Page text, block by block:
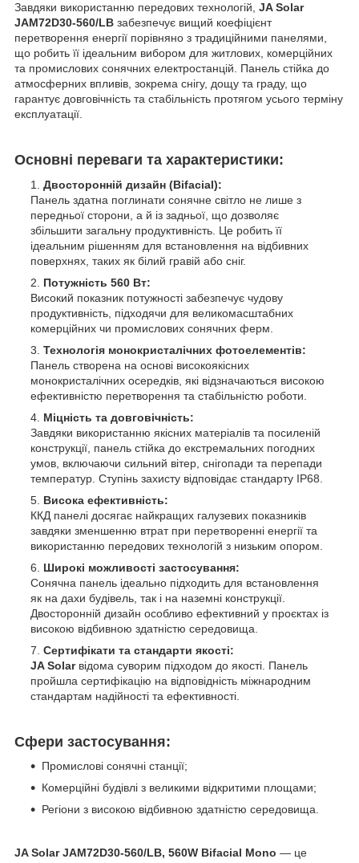
Завдяки використанню передових технологій, JA Solar
JAM72D30-560/LB забезпечує вищий коефіцієнт
перетворення енергії порівняно з традиційними панелями,
що робить її ідеальним вибором для житлових, комерційних
та промислових сонячних електростанцій. Панель стійка до
атмосферних впливів, зокрема снігу, дощу та граду, що
гарантує довговічність та стабільність протягом усього терміну
експлуатації.
Основні переваги та характеристики:
Двосторонній дизайн (Bifacial):
Панель здатна поглинати сонячне світло не лише з
передньої сторони, а й із задньої, що дозволяє
збільшити загальну продуктивність. Це робить її
ідеальним рішенням для встановлення на відбивних
поверхнях, таких як білий гравій або сніг.
Потужність 560 Вт:
Високий показник потужності забезпечує чудову
продуктивність, підходячи для великомасштабних
комерційних чи промислових сонячних ферм.
Технологія монокристалічних фотоелементів:
Панель створена на основі високоякісних
монокристалічних осередків, які відзначаються високою
ефективністю перетворення та стабільністю роботи.
Міцність та довговічність:
Завдяки використанню якісних матеріалів та посиленій
конструкції, панель стійка до екстремальних погодних
умов, включаючи сильний вітер, снігопади та перепади
температур. Ступінь захисту відповідає стандарту IP68.
Висока ефективність:
ККД панелі досягає найкращих галузевих показників
завдяки зменшенню втрат при перетворенні енергії та
використанню передових технологій з низьким опором.
Широкі можливості застосування:
Сонячна панель ідеально підходить для встановлення
як на дахи будівель, так і на наземні конструкції.
Двосторонній дизайн особливо ефективний у проєктах із
високою відбивною здатністю середовища.
Сертифікати та стандарти якості:
JA Solarвідома суворим підходом до якості. Панель
пройшла сертифікацію на відповідність міжнародним
стандартам надійності та ефективності.
Сфери застосування:
Промислові сонячні станції;
Комерційні будівлі з великими відкритими площами;
Регіони з високою відбивною здатністю середовища.
JA Solar JAM72D30-560/LB, 560W Bifacial Mono — це